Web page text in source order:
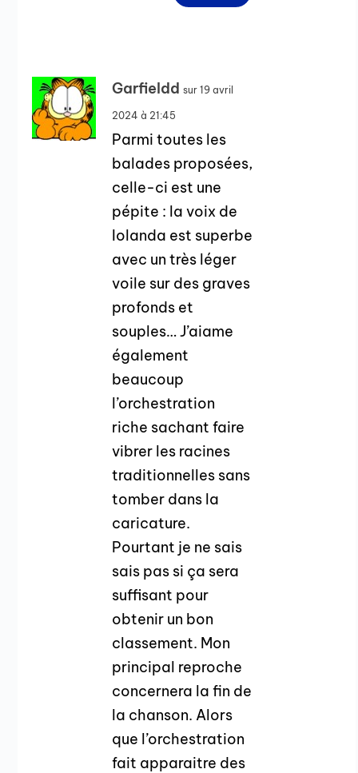
Garfieldd sur 19 avril
2024 à 21:45
Parmi toutes les
balades proposées,
celle-ci est une
pépite : la voix de
Iolanda est superbe
avec un très léger
voile sur des graves
profonds et
souples… J’aiame
également
beaucoup
l’orchestration
riche sachant faire
vibrer les racines
traditionnelles sans
tomber dans la
caricature.
Pourtant je ne sais
sais pas si ça sera
suffisant pour
obtenir un bon
classement. Mon
principal reproche
concernera la fin de
la chanson. Alors
que l’orchestration
fait apparaitre des